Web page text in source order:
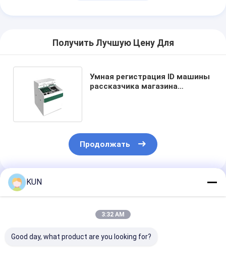
Получить Лучшую Цену Для
Умная регистрация ID машины
рассказчика магазина
Продолжать
Порекомендованные Продукты
KUN
3:32 AM
Good day, what product are you looking for?